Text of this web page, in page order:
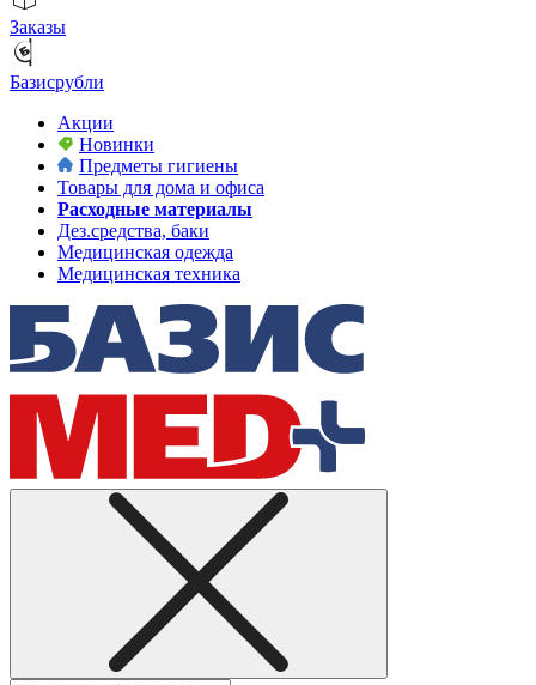
Заказы
Базисрубли
Акции
Новинки
Предметы гигиены
Товары для дома и офиса
Расходные материалы
Дез.средства, баки
Медицинская одежда
Медицинская техника